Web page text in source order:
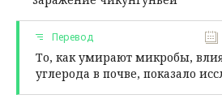
Перевод
То, как умирают микробы,
углерода в почве, показало